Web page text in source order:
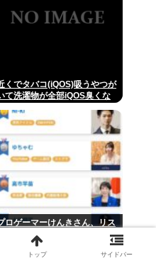
くでタバコ(iQOS)吸うやつが
て洗濯物が全部iQOS臭くな
ロゲーマーけんきさん、リス
ナーにお気持ちして配信界隈か
ら嫌われた結果好き嫌い5位に
トップ サイドバー